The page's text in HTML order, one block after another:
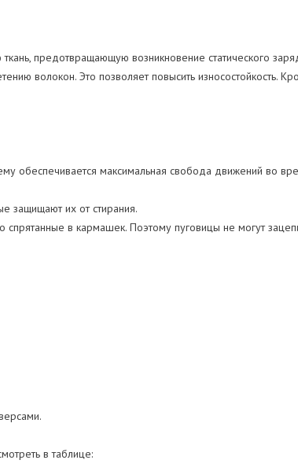
предотвращающую возникновение статического
волокон. Это позволяет повысить износостойкость.
обеспечивается максимальная свобода движений во
защищают их от стирания.
в кармашек. Поэтому пуговицы не могут
в таблице: